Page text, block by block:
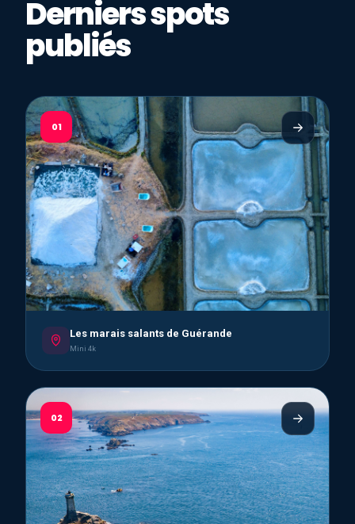
Derniers spots
publiés
01
Les marais salants de Guérande
Mini 4k
02